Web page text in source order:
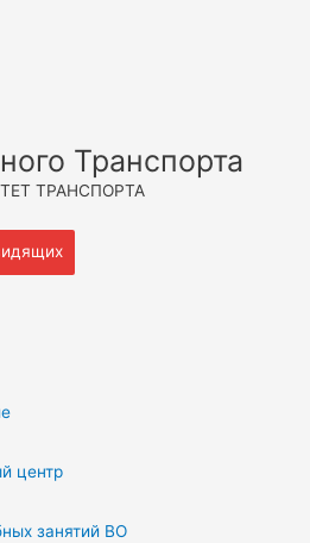
Транспорта
ТРАНСПОРТА
центр
занятий ВО